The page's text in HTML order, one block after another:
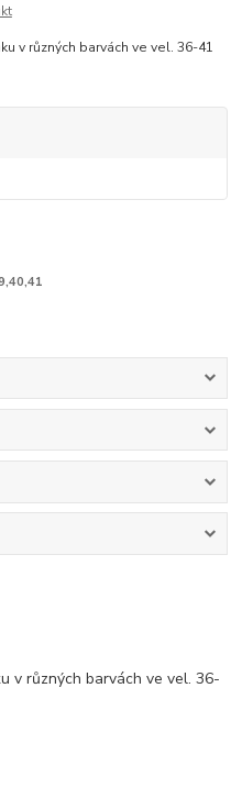
v různých barvách ve vel. 36-41
v různých barvách ve vel. 36-